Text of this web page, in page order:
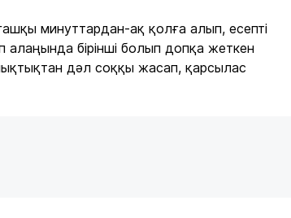
минуттардан-ақ қолға алып, есепті
бірінші болып допқа жеткен
дәл соққы жасап, қарсылас